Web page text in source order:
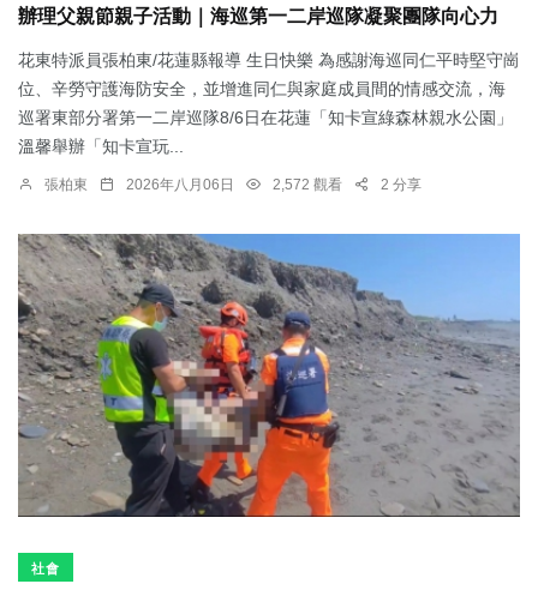
辦理父親節親子活動｜海巡第一二岸巡隊凝聚團隊向心力
花東特派員張柏東/花蓮縣報導 生日快樂 為感謝海巡同仁平時堅守崗
位、辛勞守護海防安全，並增進同仁與家庭成員間的情感交流，海
巡署東部分署第一二岸巡隊8/6日在花蓮「知卡宣綠森林親水公園」
溫馨舉辦「知卡宣玩...
張柏東 2026年八月06日 2,572 觀看 2 分享
社會